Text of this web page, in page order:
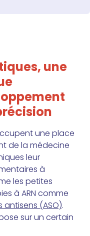
une
une place
de la médecine
leur
à
les petites
à ARN comme
(ASO).
sur un certain